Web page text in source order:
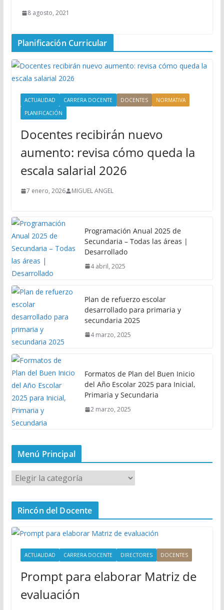
8 agosto, 2021
Planificación Curricular
ACTUALIDAD CARRERA DOCENTE DOCENTES
NORMATIVA
PLANIFICACIÓN
Docentes recibirán nuevo
aumento: revisa cómo queda la
escala salarial 2026
7 enero, 2026 MIGUEL ANGEL
Programación Anual 2025 de
Secundaria – Todas las áreas |
Desarrollado
4 abril, 2025
Plan de refuerzo escolar
desarrollado para primaria y
secundaria 2025
4 marzo, 2025
Formatos de Plan del Buen Inicio
del Año Escolar 2025 para Inicial,
Primaria y Secundaria
2 marzo, 2025
Menú Principal
M
e
n
P
Rincón del Docente
ACTUALIDAD CARRERA DOCENTE DIRECTORES DOCENTES
Prompt para elaborar Matriz de
evaluación